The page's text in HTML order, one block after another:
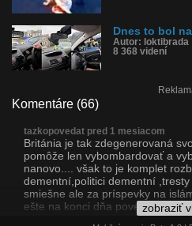
Dnes to bol
Autor: loktibrada
8 368 videní
Komentáre (66)
zobraziť
tazkopovedat pred 1 mesiacom
Británia je tak zdegenerovaná
pomôže len vybombardovať a
nanovo.... však to je komplet
dementní,politici dementní
smiešne ale za príspevky na
ešte na konci dňa povedia že
dôvod prečo tá fóbia začala....